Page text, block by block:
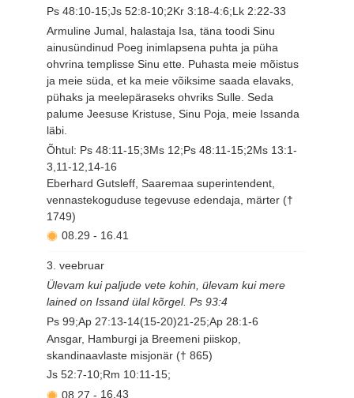
Ps 48:10-15;Js 52:8-10;2Kr 3:18-4:6;Lk 2:22-33
Armuline Jumal, halastaja Isa, täna toodi Sinu
ainusündinud Poeg inimlapsena puhta ja püha
ohvrina templisse Sinu ette. Puhasta meie mõistus
ja meie süda, et ka meie võiksime saada elavaks,
pühaks ja meelepäraseks ohvriks Sulle. Seda
palume Jeesuse Kristuse, Sinu Poja, meie Issanda
läbi.
Õhtul: Ps 48:11-15;3Ms 12;Ps 48:11-15;2Ms 13:1-
3,11-12,14-16
Eberhard Gutsleff, Saaremaa superintendent,
vennastekoguduse tegevuse edendaja, märter (†
1749)
08.29 - 16.41
3. veebruar
Ülevam kui paljude vete kohin, ülevam kui mere
lained on Issand ülal kõrgel. Ps 93:4
Ps 99;Ap 27:13-14(15-20)21-25;Ap 28:1-6
Ansgar, Hamburgi ja Breemeni piiskop,
skandinaavlaste misjonär († 865)
Js 52:7-10;Rm 10:11-15;
08.27 - 16.43